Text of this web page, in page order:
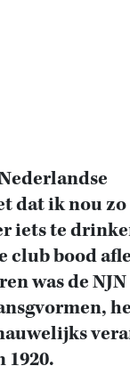
dat ik nou zo
iets te
club bood
was de
1920.